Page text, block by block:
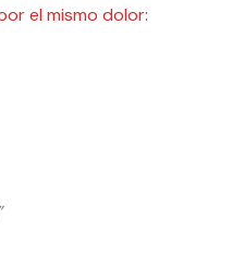
el mismo dolor: